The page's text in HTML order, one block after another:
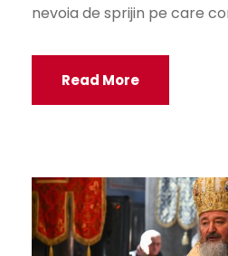
nevoia de sprijin pe care
Read More